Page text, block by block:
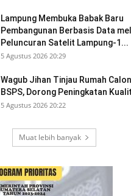
Lampung Membuka Babak Baru
Pembangunan Berbasis Data
Peluncuran Satelit Lampung-1...
5 Agustus 2026 20:29
Wagub Jihan Tinjau Rumah
BSPS, Dorong Peningkatan
5 Agustus 2026 20:22
Muat lebih banyak